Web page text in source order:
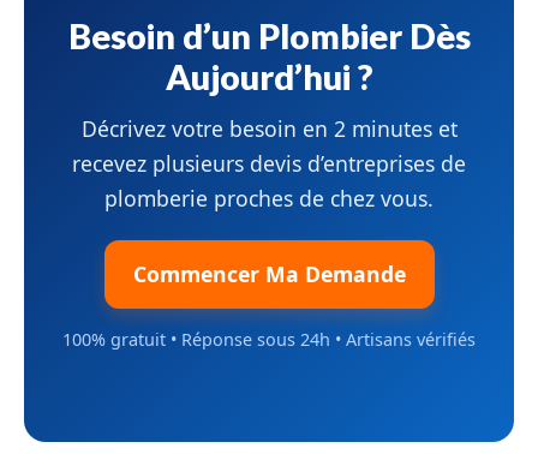
Besoin d’un Plombier Dès
Aujourd’hui ?
Décrivez votre besoin en 2 minutes et
recevez plusieurs devis d’entreprises de
plomberie proches de chez vous.
Commencer Ma Demande
100% gratuit • Réponse sous 24h • Artisans vérifiés